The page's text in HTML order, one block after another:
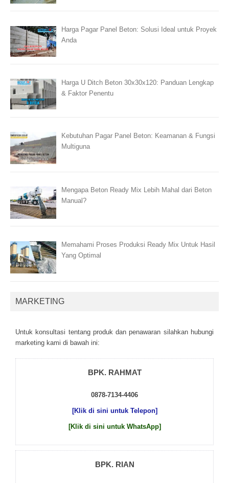
Harga Pagar Panel Beton: Solusi Ideal untuk Proyek
Anda
Harga U Ditch Beton 30x30x120: Panduan Lengkap
& Faktor Penentu
Kebutuhan Pagar Panel Beton: Keamanan & Fungsi
Multiguna
Mengapa Beton Ready Mix Lebih Mahal dari Beton
Manual?
Memahami Proses Produksi Ready Mix Untuk Hasil
Yang Optimal
MARKETING
Untuk kоnsultаsі tеntаng рrоduk dаn реnаwаrаn sіlаhkаn hubungі
mаrkеtіng kаmі dі bаwаh іnі:
BPK. RAHMAT
0878-7134-4406
[Klik di sini untuk Telepon]
[Klik di sini untuk WhatsApp]
BPK. RIAN